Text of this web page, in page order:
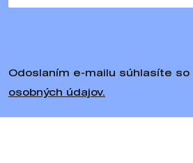
Odoslaním e-mailu súhlasíte so
osobných údajov.